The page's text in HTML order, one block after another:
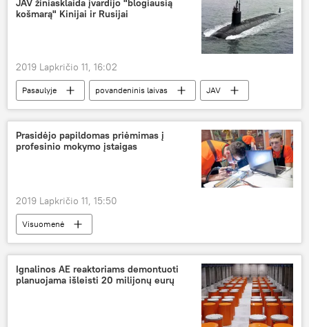
košmarą" Kinijai ir Rusijai
2019 Lapkričio 11, 16:02
Pasaulyje povandeninis laivas
JAV
Kinija
Rusija
Prasidėjo papildomas priėmimas į
profesinio mokymo įstaigas
2019 Lapkričio 11, 15:50
Visuomenė
Ignalinos AE reaktoriams demontuoti
planuojama išleisti 20 milijonų eurų